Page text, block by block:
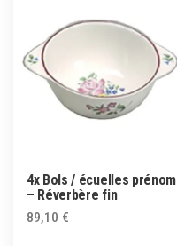
4x Bols / écuelles prénom
– Réverbère fin
89,10 €